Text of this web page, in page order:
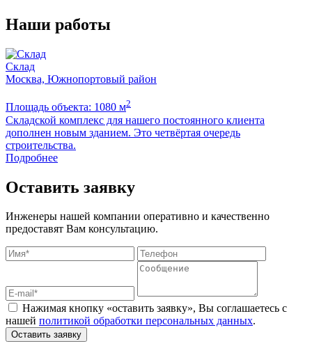
Наши работы
Склад
Москва, Южнопортовый район
Площадь объекта: 1080 м2
Складской комплекс для нашего постоянного клиента
дополнен новым зданием. Это четвёртая очередь
строительства.
Подробнее
Оставить заявку
Инженеры нашей компании оперативно и качественно
предоставят Вам консультацию.
Нажимая кнопку «оставить заявку», Вы соглашаетесь с
нашей политикой обработки персональных данных.
Оставить заявку